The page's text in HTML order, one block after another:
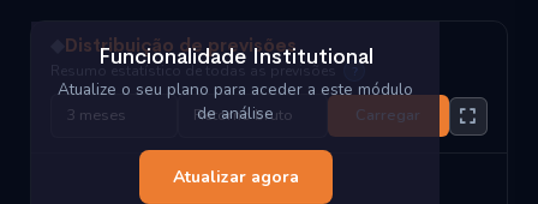
Distribuição de previsões
Resumo estatístico de todas as previsões ?
Carregar
Funcionalidade Institutional
Atualize o seu plano para aceder a este módulo
de análise
Atualizar agora